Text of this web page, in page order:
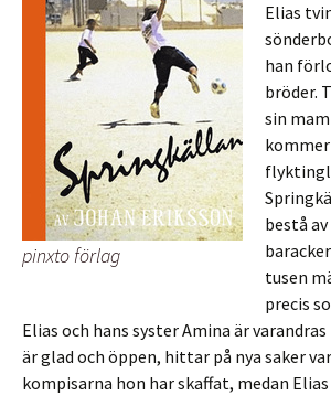
pinxto förlag
Elias
han
bröder.
sin
bestå
tusen
precis
Elias och hans syster Amina är
är glad och öppen, hittar på nya saker
kompisarna hon har skaffat, medan